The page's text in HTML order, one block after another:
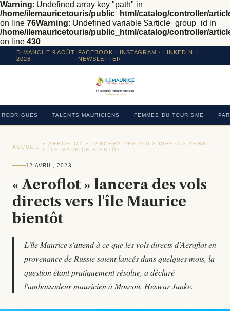
Warning: Undefined array key "path" in
/home/ilemauricetouris/public_html/catalog/controller/
on line 76Warning: Undefined variable $article_group_id in
/home/ilemauricetouris/public_html/catalog/controller/
on line 430
DIMANCHE 9 AOÛT
2026
FACEBOOK · INSTAGRAM · LINKEDIN ·
NEWSLETTER
RODRIGUES TALENTS MAURICIENS FEMMES DU TOURISME
ACCUEIL
« AEROFLOT » LANCERA DES VOLS DIRECTS VERS
L'ÎLE MAURICE BIENTÔT
12 AVRIL, 2023
« Aeroflot » lancera des vols
directs vers l'île Maurice
bientôt
L'île Maurice s'attend à ce que les vols directs d'Aeroflot en
provenance de Russie soient lancés dans quelques mois, la
question étant pratiquement résolue, a déclaré
l'ambassadeur mauricien à Moscou, Heswar Janke.